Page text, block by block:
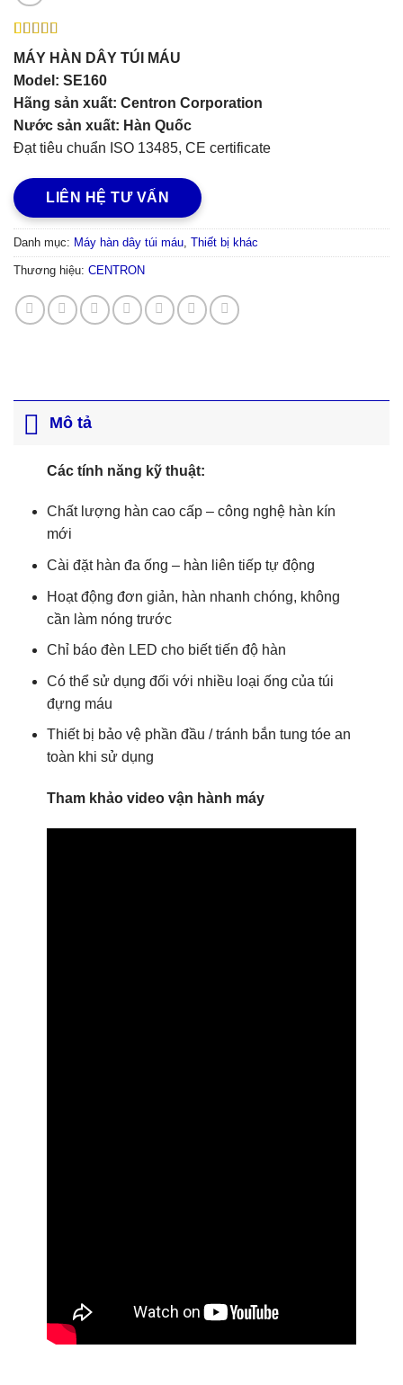
4.75trên 5
dựa trên
4
đánh giá
MÁY HÀN DÂY TÚI MÁU
Model: SE160
Hãng sản xuất: Centron Corporation
Nước sản xuất: Hàn Quốc
Đạt tiêu chuẩn ISO 13485, CE certificate
LIÊN HỆ TƯ VẤN
Danh mục: Máy hàn dây túi máu Thiết bị khác
Thương hiệu: CENTRON
Mô tả
Các tính năng kỹ thuật:
Chất lượng hàn cao cấp – công nghệ hàn kín
mới
Cài đặt hàn đa ống – hàn liên tiếp tự động
Hoạt động đơn giản, hàn nhanh chóng, không
cần làm nóng trước
Chỉ báo đèn LED cho biết tiến độ hàn
Có thể sử dụng đối với nhiều loại ống của túi
đựng máu
Thiết bị bảo vệ phần đầu / tránh bắn tung tóe an
toàn khi sử dụng
Tham khảo video vận hành máy